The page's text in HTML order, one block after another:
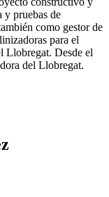
y pruebas de
como gestor de
para el
Llobregat. Desde el
del Llobregat.